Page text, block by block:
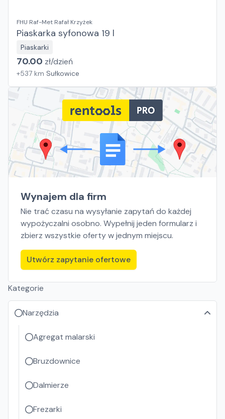
FHU Raf-Met Rafał Krzyżek
Piaskarka syfonowa 19 l
Piaskarki
70.00 zł/dzień
+537 km Sułkowice
Wynajem dla firm
Nie trać czasu na wysyłanie zapytań do każdej
wypożyczalni osobno. Wypełnij jeden formularz i
zbierz wszystkie oferty w jednym miejscu.
Utwórz zapytanie ofertowe
Kategorie
Narzędzia
Agregat malarski
Bruzdownice
Dalmierze
Frezarki